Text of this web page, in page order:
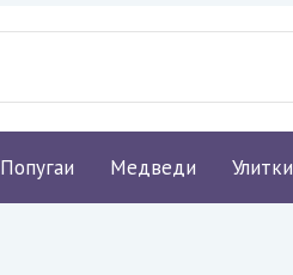
Попугаи Медведи Улитки